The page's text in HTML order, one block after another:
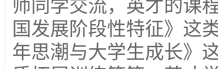
师同学交流，英才的课
国发展阶段性特征》这
年思潮与大学生成长》